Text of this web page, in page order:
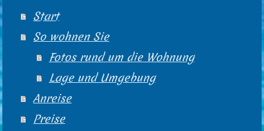
Start
So wohnen Sie
Fotos rund um die Wohnung
Lage und Umgebung
Anreise
Preise